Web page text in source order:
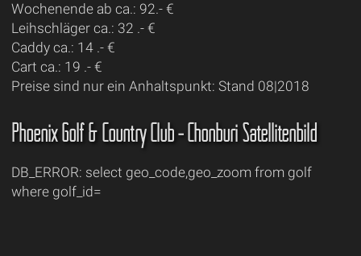
Wochenende ab ca.: 92.- €
Leihschläger ca.: 32 .- €
Caddy ca.: 14 .- €
Cart ca.: 19 .- €
Preise sind nur ein Anhaltspunkt: Stand 08|2018
Phoenix Golf & Country Club - Chonburi Satellitenbild
DB_ERROR: select geo_code,geo_zoom from golf
where golf_id=